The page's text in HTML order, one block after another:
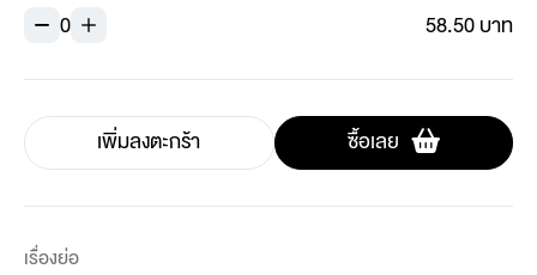
0
58.50 บาท
เพิ่มลงตะกร้า ซื้อเลย
เรื่องย่อ